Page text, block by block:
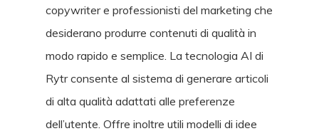
copywriter e professionisti del marketing che
desiderano produrre contenuti di qualità in
modo rapido e semplice. La tecnologia AI di
Rytr consente al sistema di generare articoli
di alta qualità adattati alle preferenze
dell’utente. Offre inoltre utili modelli di idee